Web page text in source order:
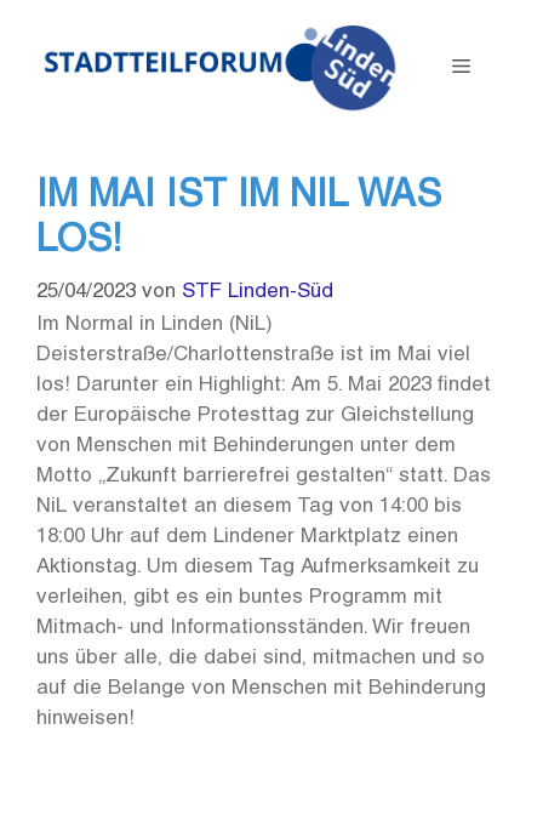
springen
Menü
IM MAI IST IM NIL WAS
LOS!
25/04/2023 von STF Linden-Süd
Im Normal in Linden (NiL)
Deisterstraße/Charlottenstraße ist im Mai viel
los! Darunter ein Highlight: Am 5. Mai 2023 findet
der Europäische Protesttag zur Gleichstellung
von Menschen mit Behinderungen unter dem
Motto „Zukunft barrierefrei gestalten“ statt. Das
NiL veranstaltet an diesem Tag von 14:00 bis
18:00 Uhr auf dem Lindener Marktplatz einen
Aktionstag. Um diesem Tag Aufmerksamkeit zu
verleihen, gibt es ein buntes Programm mit
Mitmach- und Informationsständen. Wir freuen
uns über alle, die dabei sind, mitmachen und so
auf die Belange von Menschen mit Behinderung
hinweisen!